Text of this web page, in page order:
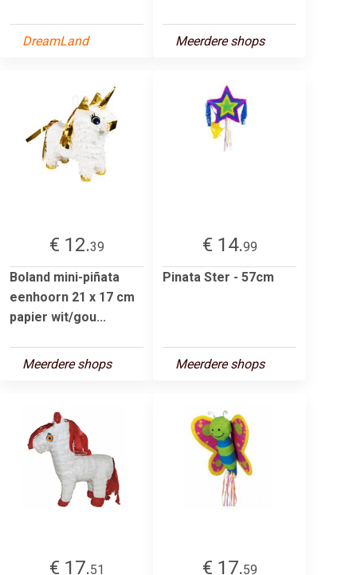
DreamLand Meerdere shops
€ 12.39
Boland mini-piñata
eenhoorn 21 x 17 cm
papier wit/gou...
Meerdere shops
€ 14.99
Pinata Ster - 57cm
Meerdere shops
€ 17.51 € 17.59